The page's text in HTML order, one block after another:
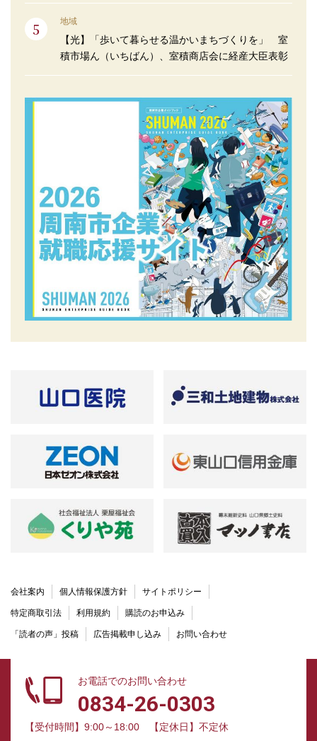
地域
【光】「歩いて暮らせる温かいまちづくりを」 室
積市場ん（いちばん）、室積商店会に経産大臣表彰
会社案内 個人情報保護方針 サイトポリシー
特定商取引法 利用規約 購読のお申込み
「読者の声」投稿 広告掲載申し込み お問い合わせ
お電話でのお問い合わせ
0834-26-0303
【受付時間】9:00～18:00 【定休日】不定休